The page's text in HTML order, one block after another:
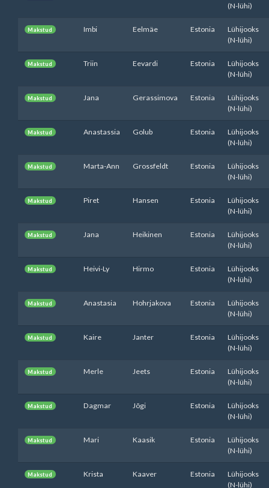
(N-lühi)
Makstud Imbi Eelmäe Estonia
Lühijooks
(N-lühi)
Makstud Triin Eevardi Estonia
Lühijooks
(N-lühi)
Makstud Jana Gerassimova Estonia
Lühijooks
(N-lühi)
Makstud Anastassia Golub Estonia
Lühijooks
(N-lühi)
Makstud Marta-Ann Grossfeldt Estonia
Lühijooks
(N-lühi)
Makstud Piret Hansen Estonia
Lühijooks
(N-lühi)
Makstud Jana Heikinen Estonia
Lühijooks
(N-lühi)
Makstud Heivi-Ly Hirmo Estonia
Lühijooks
(N-lühi)
Makstud Anastasia Hohrjakova Estonia
Lühijooks
(N-lühi)
Makstud Kaire Janter Estonia
Lühijooks
(N-lühi)
Makstud Merle Jeets Estonia
Lühijooks
(N-lühi)
Makstud Dagmar Jõgi Estonia
Lühijooks
(N-lühi)
Makstud Mari Kaasik Estonia
Lühijooks
(N-lühi)
Makstud Krista Kaaver Estonia
Lühijooks
(N-lühi)